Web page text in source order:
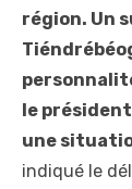
région. Un
le président
une
indiqué le